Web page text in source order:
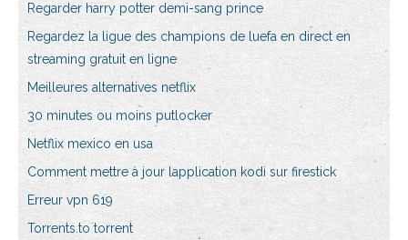
Regarder harry potter demi-sang prince
Regardez la ligue des champions de luefa en direct en
streaming gratuit en ligne
Meilleures alternatives netflix
30 minutes ou moins putlocker
Netflix mexico en usa
Comment mettre à jour lapplication kodi sur firestick
Erreur vpn 619
Torrents.to torrent